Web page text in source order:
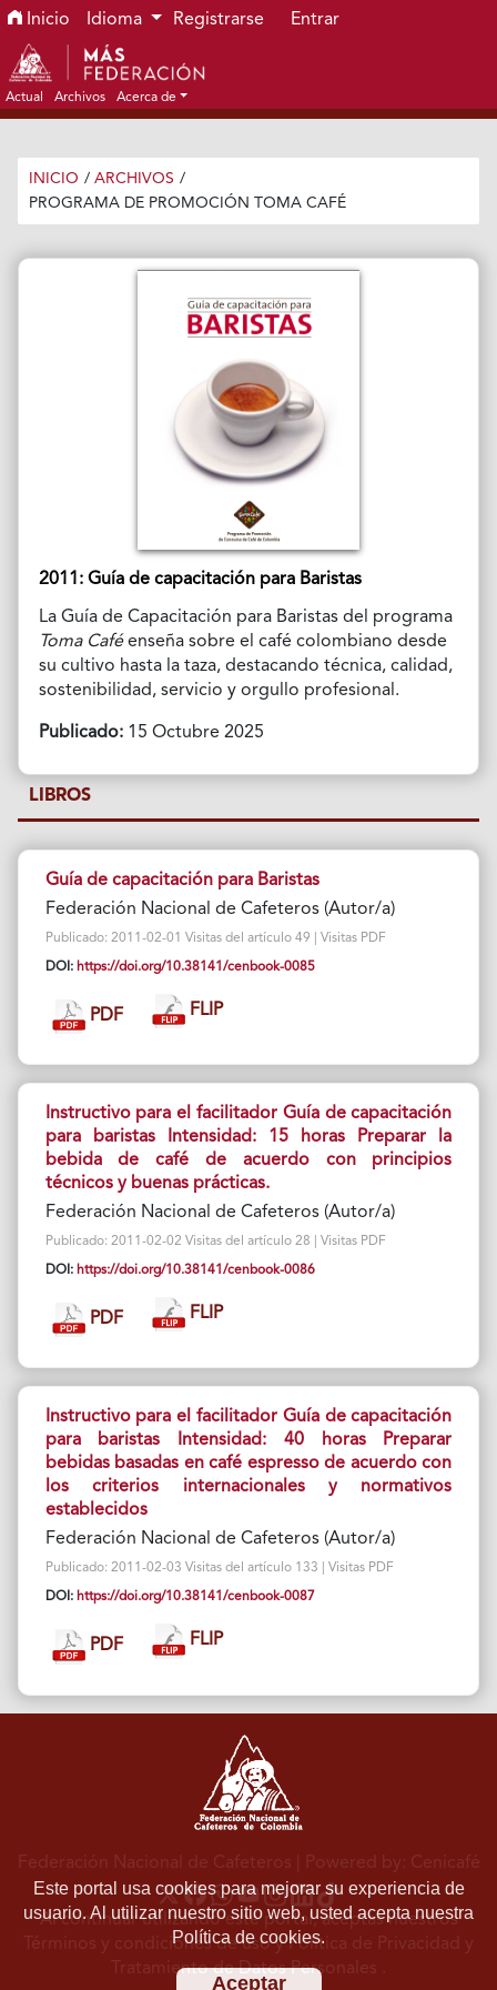
Ir al menú de navegación principal
Ir al contenido principal
Ir al pie de página del sitio
Inicio Idioma Registrarse Entrar
Actual Archivos Acerca de
INICIO / ARCHIVOS /
PROGRAMA DE PROMOCIÓN TOMA CAFÉ
2011: Guía de capacitación para Baristas
La Guía de Capacitación para Baristas del programa
Toma Caféenseña sobre el café colombiano desde
su cultivo hasta la taza, destacando técnica, calidad,
sostenibilidad, servicio y orgullo profesional.
Publicado:15 Octubre 2025
LIBROS
Guía de capacitación para Baristas
Federación Nacional de Cafeteros (Autor/a)
Publicado: 2011-02-01 Visitas del artículo 49 | Visitas PDF
DOI: https://doi.org/10.38141/cenbook-0085
PDF FLIP
Instructivo para el facilitador Guía de capacitación
para baristas Intensidad: 15 horas Preparar la
bebida de café de acuerdo con principios
técnicos y buenas prácticas.
Federación Nacional de Cafeteros (Autor/a)
Publicado: 2011-02-02 Visitas del artículo 28 | Visitas PDF
DOI: https://doi.org/10.38141/cenbook-0086
PDF FLIP
Instructivo para el facilitador Guía de capacitación
para baristas Intensidad: 40 horas Preparar
bebidas basadas en café espresso de acuerdo con
los criterios internacionales y normativos
establecidos
Federación Nacional de Cafeteros (Autor/a)
Publicado: 2011-02-03 Visitas del artículo 133 | Visitas PDF
DOI: https://doi.org/10.38141/cenbook-0087
PDF FLIP
Este portal usa cookies para mejorar su experiencia de
usuario. Al utilizar nuestro sitio web, usted acepta nuestra
Política de cookies.
Aceptar
Federación Nacional de Cafeteros | Powered by: Cenicafé
Al continuar utilizando este portal, aceptas nuestros
Términos y condiciones de usoyPolítica de Privacidad y
Tratamiento de Datos Personales